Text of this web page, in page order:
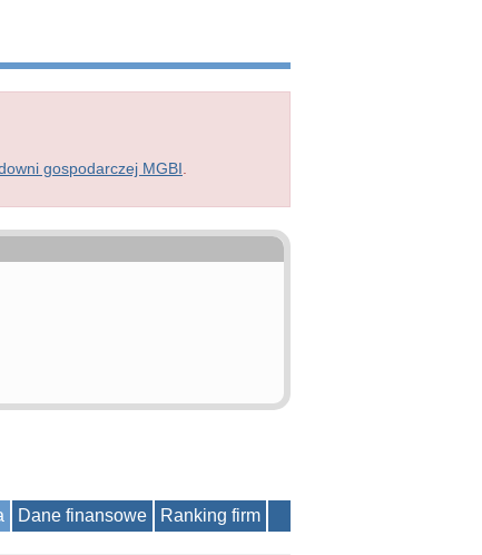
gospodarczej MGBI
Dane finansowe Ranking firm